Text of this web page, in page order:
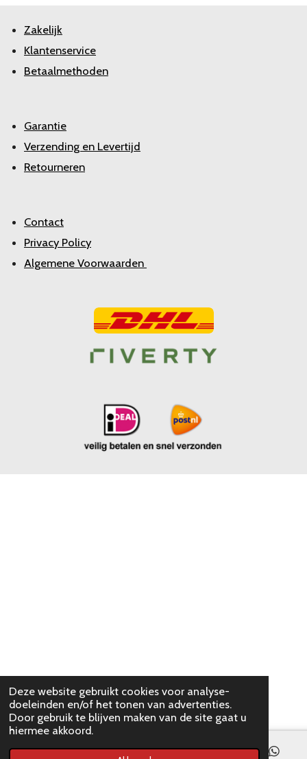
Deze website gebruikt cookies voor analyse-
doeleinden en/of het tonen van advertenties.
Door gebruik te blijven maken van de site gaat u
hiermee akkoord.
Zakelijk
Klantenservice
Betaalmethoden
Garantie
Verzending en Levertijd
Retourneren
Contact
Privacy Policy
Algemene Voorwaarden